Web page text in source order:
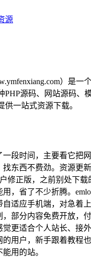
源
）是一
PHP源码、网站源码、
供一站式资源下载。
一段时间，主要看它把
找东西不费劲。资源更
修正版，之前别处下
用，省了不少折腾。
自适应手机端，对急着
，部分内容免费开放，
觉更适合个人站长、接
的用户，新手跟着教程
用的站。